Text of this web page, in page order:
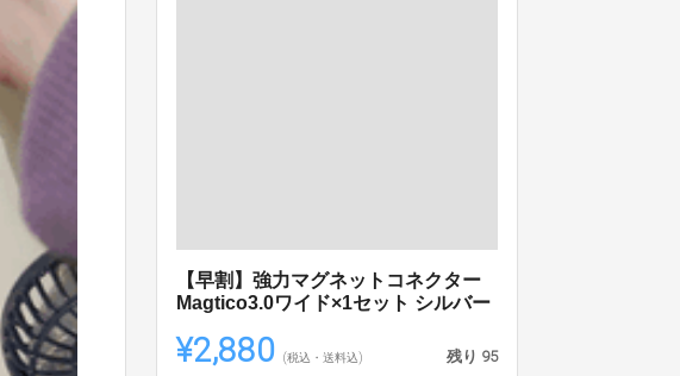
【早割】強力マグネットコネクター
Magtico3.0ワイド×1セット シルバー
¥2,880 (税込・送料込) 残り 95